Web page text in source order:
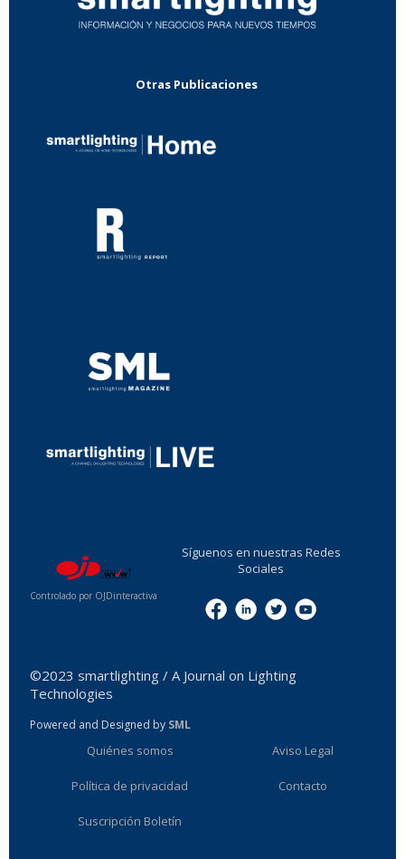
Otras Publicaciones
Controlado por OJDinteractiva
Síguenos en nuestras Redes
Sociales
©2023 smartlighting / A Journal on Lighting
Technologies
Powered and Designed by SML
Quiénes somos Aviso Legal
Política de privacidad Contacto
Suscripción Boletín